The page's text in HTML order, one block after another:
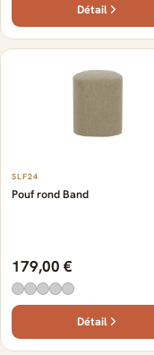
Détail
SLF24
Pouf rond Band
179,00 €
Détail